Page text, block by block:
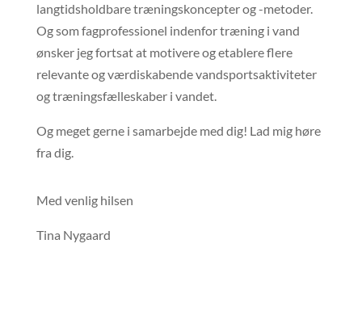
langtidsholdbare træningskoncepter og -metoder.
Og som fagprofessionel indenfor træning i vand
ønsker jeg fortsat at motivere og etablere flere
relevante og værdiskabende vandsportsaktiviteter
og træningsfælleskaber i vandet.
Og meget gerne i samarbejde med dig! Lad mig høre
fra dig.
Med venlig hilsen
Tina Nygaard